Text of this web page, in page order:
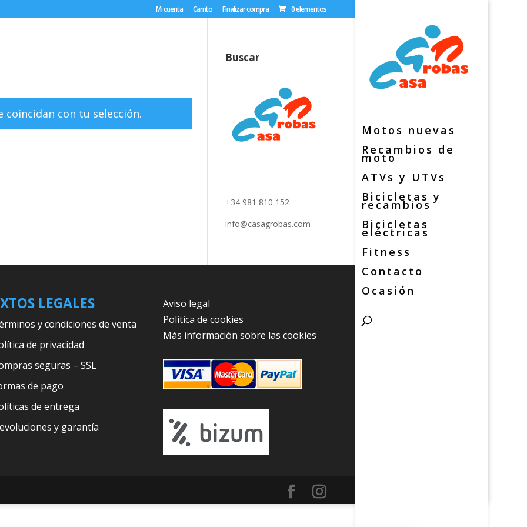
Mi cuenta Carrito Finalizar compra 0 elementos
Motos nuevas
Recambios de
moto
ATVs y UTVs
Bicicletas y
recambios
Bicicletas
eléctricas
Fitness
Contacto
Ocasión
con tu selección.
Buscar
+34 981 810 152
info@casagrobas.com
LEGALES
y condiciones de venta
de privacidad
seguras – SSL
de pago
de entrega
y garantía
Aviso legal
Política de cookies
Más información sobre las cookies